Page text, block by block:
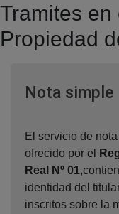
Tramites en
Propiedad
Nota simple
El servicio de
ofrecido por el
Real Nº 01
identidad del
inscritos sobre la